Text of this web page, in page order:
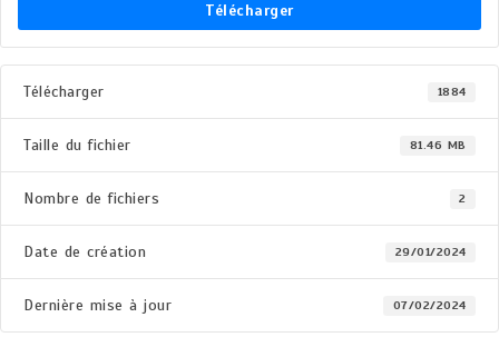
Télécharger
Télécharger 1884
Taille du fichier 81.46 MB
Nombre de fichiers 2
Date de création 29/01/2024
Dernière mise à jour 07/02/2024